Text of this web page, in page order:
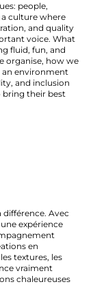
people,
culture where
and quality
voice. What
fluid, fun, and
organise, how we
an environment
and inclusion
bring their best
différence. Avec
expérience
en
textures, les
vraiment
chaleureuses